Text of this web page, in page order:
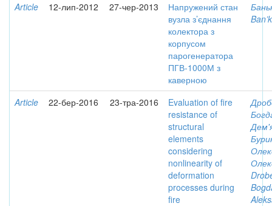
Article 12-лип-2012 27-чер-2013
Напружений стан
вузла з’єднання
колектора з
корпусом
парогенератора
ПГВ-1000М з
каверною
Article 22-бер-2016 23-тра-2016
Evaluation of fire
resistance of
structural
elements
considering
nonlinearity of
deformation
processes during
fire